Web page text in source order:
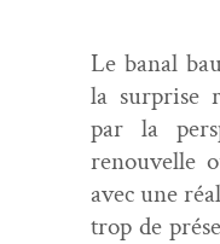
Le banal
la sur­prise
par la
renou­velle
avec une
trop de